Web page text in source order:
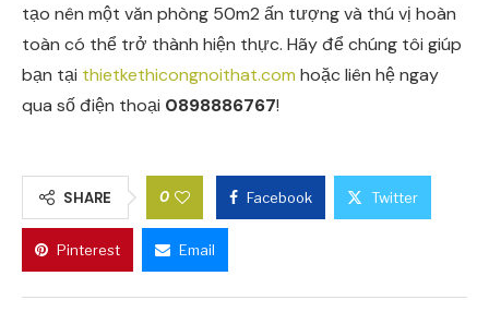
tạo nên một văn phòng 50m2 ấn tượng và thú vị hoàn
toàn có thể trở thành hiện thực. Hãy để chúng tôi giúp
bạn tại thietkethicongnoithat.com hoặc liên hệ ngay
qua số điện thoại 0898886767!
SHARE 0 Facebook Twitter
Pinterest Email